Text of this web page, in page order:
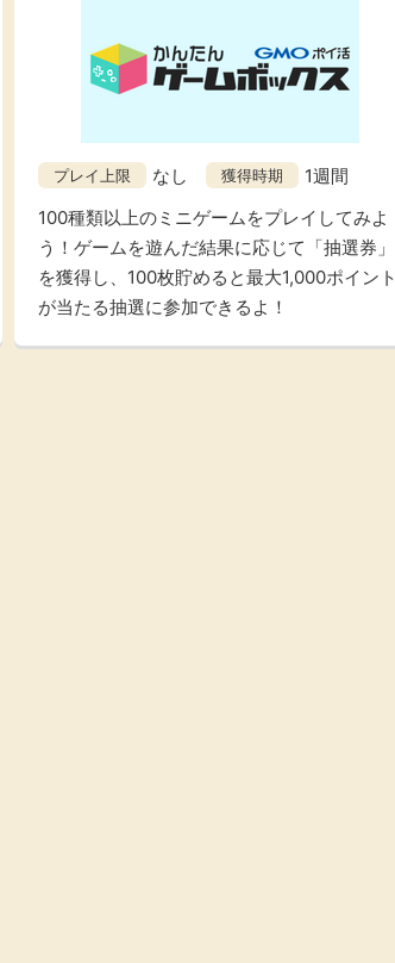
プレイ上限 なし 獲得時期
1週間
100種類以上のミニゲームをプレイしてみよ
う！ゲームを遊んだ結果に応じて「抽選券」
を獲得し、100枚貯めると最大1,000ポイント
が当たる抽選に参加できるよ！